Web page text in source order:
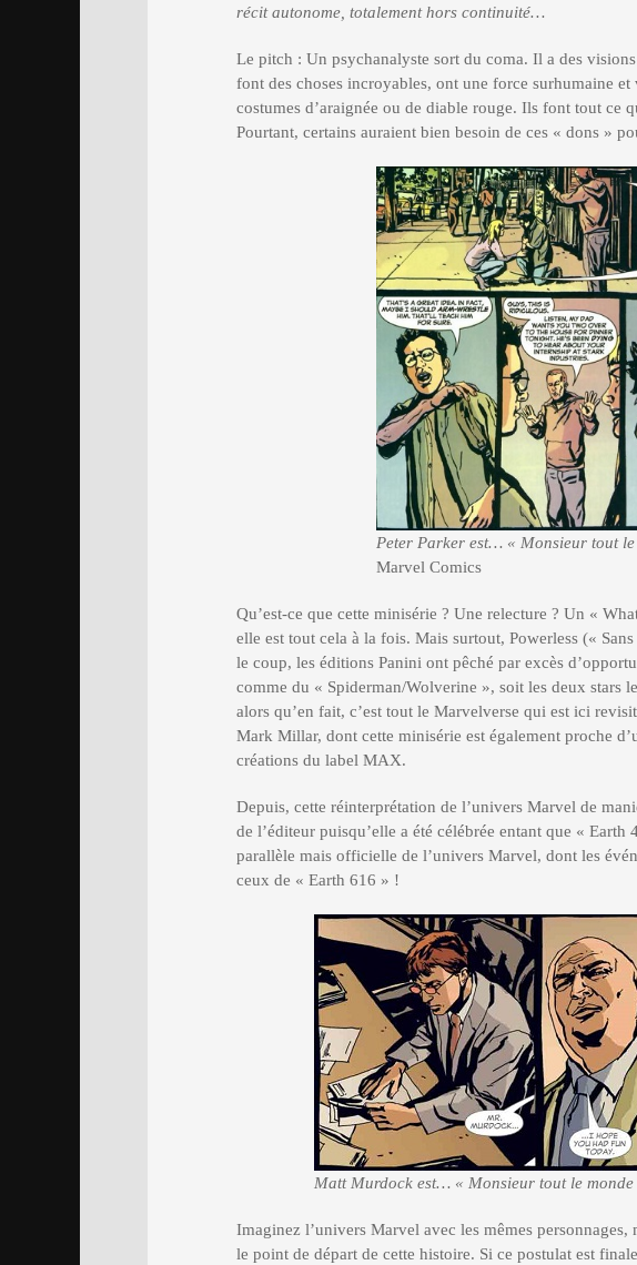
récit autonome, totalement hors continuité…
Le pitch : Un psychanalyste sort du coma. Il a des
font des choses incroyables, ont une force surhumaine
costumes d’araignée ou de diable rouge. Ils font tout ce
Pourtant, certains auraient bien besoin de ces « dons »
Peter Parker est… « Monsieur tout
Marvel Comics
Qu’est-ce que cette minisérie ? Une relecture ? Un «
elle est tout cela à la fois. Mais surtout, Powerless («
le coup, les éditions Panini ont pêché par excès
comme du « Spiderman/Wolverine », soit les deux stars
alors qu’en fait, c’est tout le Marvelverse qui est ici
Mark Millar, dont cette minisérie est également proche
créations du label MAX.
Depuis, cette réinterprétation de l’univers Marvel de
de l’éditeur puisqu’elle a été célébrée entant que « Earth
parallèle mais officielle de l’univers Marvel, dont les
ceux de « Earth 616 » !
Matt Murdock est… « Monsieur tout le
Imaginez l’univers Marvel avec les mêmes personnages,
le point de départ de cette histoire. Si ce postulat est